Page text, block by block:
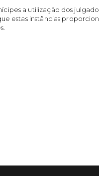
a utilização dos
estas instâncias